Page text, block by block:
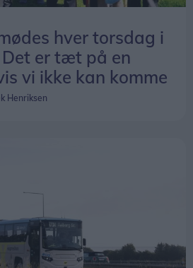
hver torsdag i
er tæt på en
vi ikke kan komme
Henriksen